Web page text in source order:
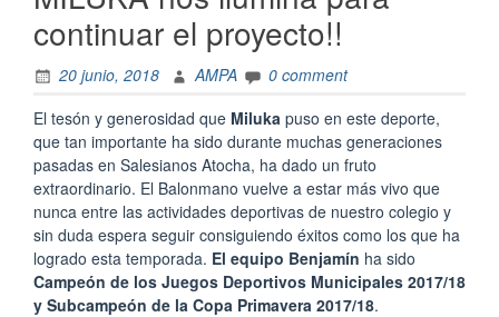
continuar el proyecto!!
20 junio, 2018 AMPA
0 comment
El tesón y generosidad que Miluka puso en este deporte,
que tan importante ha sido durante muchas generaciones
pasadas en Salesianos Atocha, ha dado un fruto
extraordinario. El Balonmano vuelve a estar más vivo que
nunca entre las actividades deportivas de nuestro colegio y
sin duda espera seguir consiguiendo éxitos como los que ha
logrado esta temporada. El equipo Benjamín ha sido
Campeón de los Juegos Deportivos Municipales 2017/18
y Subcampeón de la Copa Primavera 2017/18.